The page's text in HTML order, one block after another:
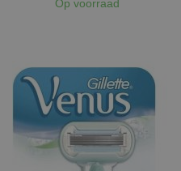
Op voorraad